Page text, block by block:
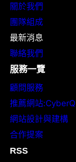
關於我們
團隊組成
最新消息
聯絡我們
服務一覽
顧問服務
推薦網站:CyberQ
網站設計與建構
合作提案
RSS